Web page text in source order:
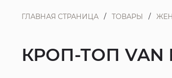
ГЛАВНАЯ СТРАНИЦА ТОВАРЫ
КРОП-ТОП VAN